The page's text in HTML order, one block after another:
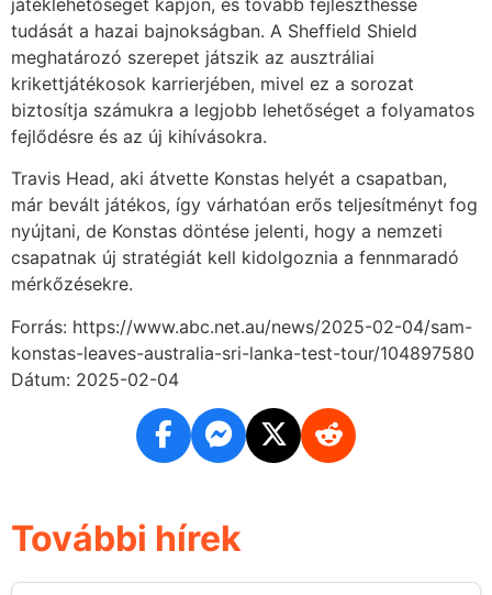
tudását a hazai bajnokságban. A Sheffield Shield
meghatározó szerepet játszik az ausztráliai
krikettjátékosok karrierjében, mivel ez a sorozat
biztosítja számukra a legjobb lehetőséget a folyamatos
fejlődésre és az új kihívásokra.
Travis Head, aki átvette Konstas helyét a csapatban,
már bevált játékos, így várhatóan erős teljesítményt fog
nyújtani, de Konstas döntése jelenti, hogy a nemzeti
csapatnak új stratégiát kell kidolgoznia a fennmaradó
mérkőzésekre.
Forrás: https://www.abc.net.au/news/2025-02-04/sam-
konstas-leaves-australia-sri-lanka-test-tour/104897580
Dátum: 2025-02-04
További hírek